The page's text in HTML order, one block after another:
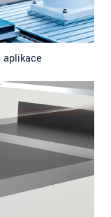
aplikace